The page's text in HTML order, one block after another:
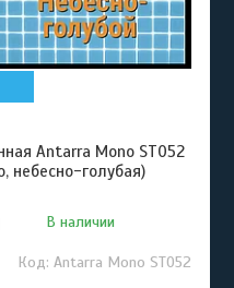
Antarra Mono ST052
небесно-голубая)
В наличии
Antarra Mono ST052